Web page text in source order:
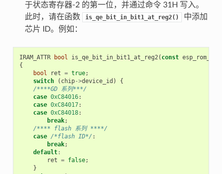
于状态寄存器-2 的第一位，并通过命令 31H 写入。
此时，请在函数
is_qe_bit_in_bit1_at_reg2()
中添加
芯片 ID。例如：
IRAM_ATTR bool is_qe_bit_in_bit1_at_reg2( const
{
bool
ret = true;
switch
( chip->device_id )
{
/****GD 系列***/
case 0xC84016:
case 0xC84017:
case 0xC84018:
break;
/**** flash 系列 ****/
case /*flash ID*/ :
break;
default:
ret = false;
}